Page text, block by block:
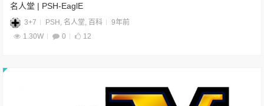
名人堂 | PSH-EaglE
3+7 PSH 名人堂 百科
9年前
1.30W
0 12